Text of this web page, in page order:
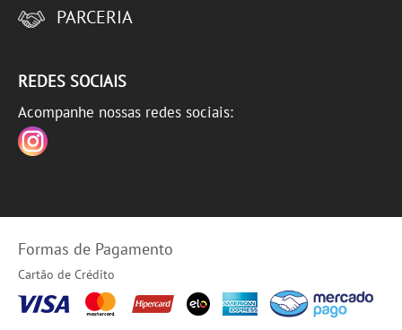
PARCERIA
REDES SOCIAIS
Acompanhe nossas redes sociais:
Formas de Pagamento
Cartão de Crédito